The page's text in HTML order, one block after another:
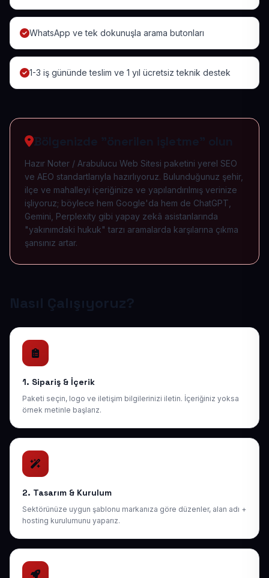
WhatsApp ve tek dokunuşla arama butonları
1-3 iş gününde teslim ve 1 yıl ücretsiz teknik destek
Bölgenizde "önerilen işletme" olun
Hazır Noter / Arabulucu Web Sitesi paketini yerel SEO
ve AEO standartlarıyla hazırlıyoruz. Bulunduğunuz şehir,
ilçe ve mahalleyi içeriğinize ve yapılandırılmış verinize
işliyoruz; böylece hem Google'da hem de ChatGPT,
Gemini, Perplexity gibi yapay zekâ asistanlarında
"yakınımdaki hukuk" tarzı aramalarda karşılarına çıkma
şansınız artar.
Nasıl Çalışıyoruz?
1. Sipariş & İçerik
Paketi seçin, logo ve iletişim bilgilerinizi iletin. İçeriğiniz yoksa
örnek metinle başlarız.
2. Tasarım & Kurulum
Sektörünüze uygun şablonu markanıza göre düzenler, alan adı +
hosting kurulumunu yaparız.